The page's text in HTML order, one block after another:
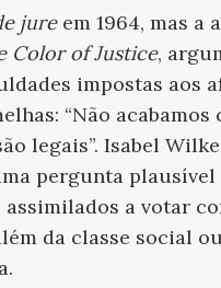
jureem 1964, mas a
Color of Justice,
impostas aos
“Não
legais”. Isabel
pergunta plausível
a votar
da classe social